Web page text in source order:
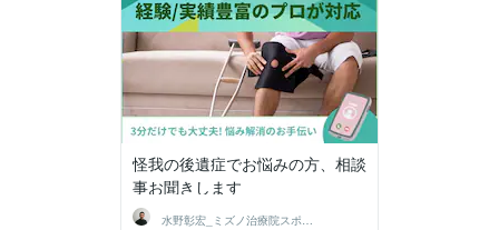
怪我の後遺症でお悩みの方、相談
事お聞きします
水野彰宏_ミズノ治療院スポーツマッサージ